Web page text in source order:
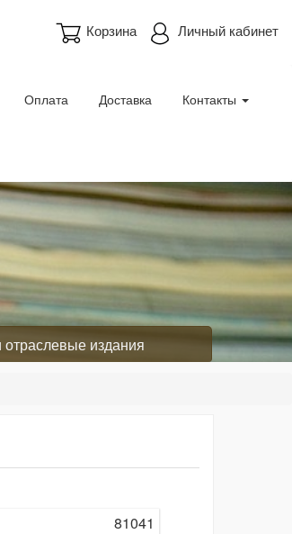
Личный кабинет
Корзина
Оплата Доставка Контакты
издания
81041